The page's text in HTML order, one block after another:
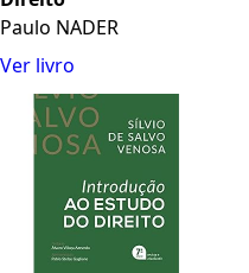
Paulo NADER
Ver livro